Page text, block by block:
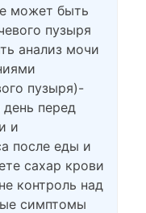
может быть
пузыря
анализ мочи
пузыря)-
день перед
и
после еды и
сахар крови
контроль над
симптомы